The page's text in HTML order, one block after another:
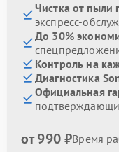
Чистка от пыли
экспресс-
До 30%
Контроль на
Диагностика
Официальная
от 990 ₽Время